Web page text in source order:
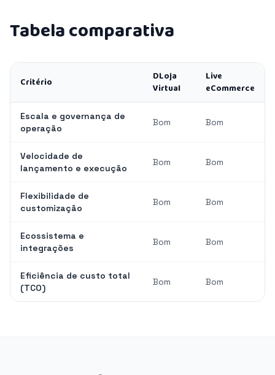
Tabela comparativa
Critério
DLoja
Virtual
Live
eCommerce
Escala e governança de
operação
Bom Bom
Velocidade de
lançamento e execução
Bom Bom
Flexibilidade de
customização
Bom Bom
Ecossistema e
integrações
Bom Bom
Eficiência de custo total
(TCO)
Bom Bom